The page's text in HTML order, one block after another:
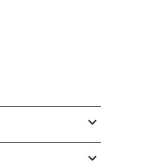
expand_more
expand_more